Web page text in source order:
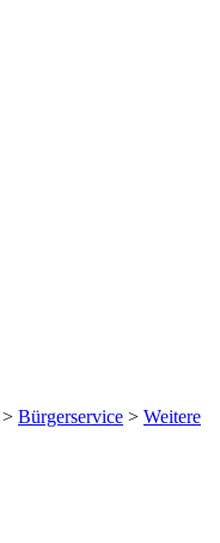
> Bürgerservice > Weitere